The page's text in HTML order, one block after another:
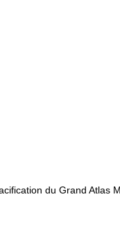
du Grand Atlas